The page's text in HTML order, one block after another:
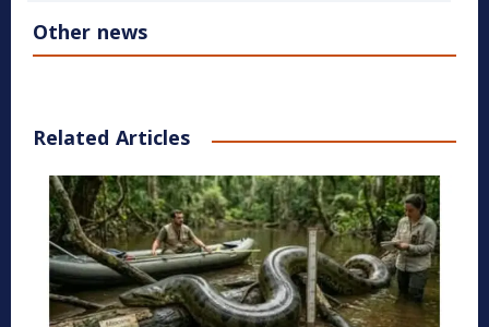
Other news
Related Articles